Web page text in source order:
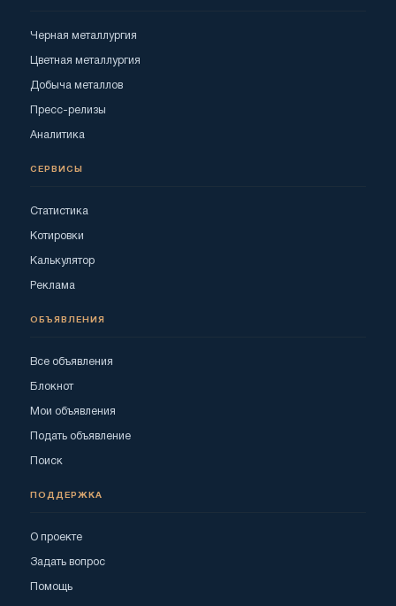
Черная металлургия
Цветная металлургия
Добыча металлов
Пресс-релизы
Аналитика
СЕРВИСЫ
Статистика
Котировки
Калькулятор
Реклама
ОБЪЯВЛЕНИЯ
Все объявления
Блокнот
Мои объявления
Подать объявление
Поиск
ПОДДЕРЖКА
О проекте
Задать вопрос
Помощь